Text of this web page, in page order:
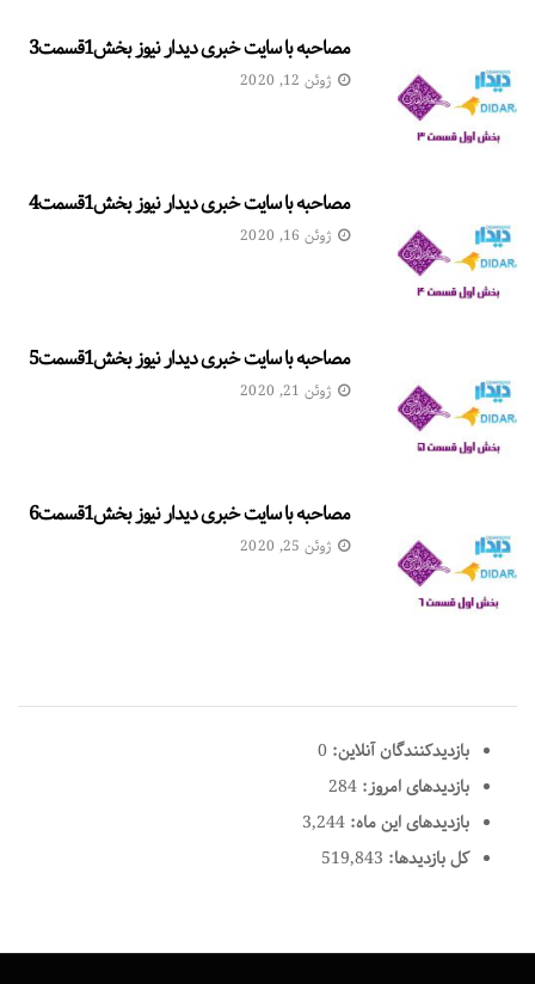
مصاحبه با سایت خبری دیدار نیوز بخش1قسمت3
ژوئن 12, 2020
مصاحبه با سایت خبری دیدار نیوز بخش1قسمت4
ژوئن 16, 2020
مصاحبه با سایت خبری دیدار نیوز بخش1قسمت5
ژوئن 21, 2020
مصاحبه با سایت خبری دیدار نیوز بخش1قسمت6
ژوئن 25, 2020
بازدیدکنندگان آنلاین: 0
بازدیدهای امروز: 284
بازدیدهای این ماه: 3,244
کل بازدیدها: 519,843